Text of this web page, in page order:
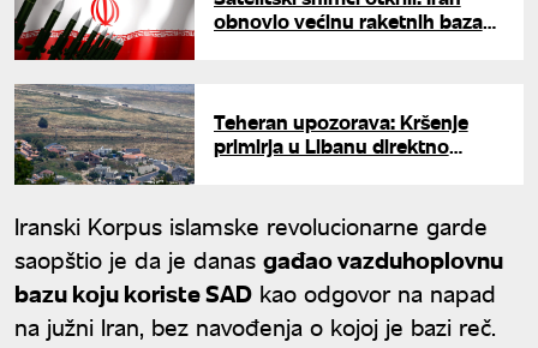
obnovio većinu raketnih baza
Teheran upozorava: Kršenje
primirja u Libanu direktno
Iranski Korpus islamske revolucionarne garde
saopštio je da je danas gađao vazduhoplovnu
bazu koju koriste SAD kao odgovor na napad
na južni Iran, bez navođenja o kojoj je bazi reč.